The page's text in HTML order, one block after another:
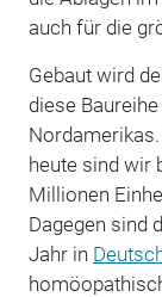
auch für die
Gebaut wird
diese
heute sind wir
Millionen
Dagegen sind
Jahr in